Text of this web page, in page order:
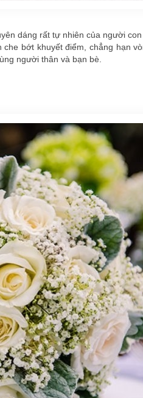
dáng rất tự nhiên của người
bớt khuyết điểm, chẳng hạn
người thân và bạn bè.